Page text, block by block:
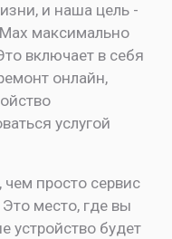
и наша цель -
максимально
включает в себя
онлайн,
услугой
просто сервис
место, где вы
устройство будет